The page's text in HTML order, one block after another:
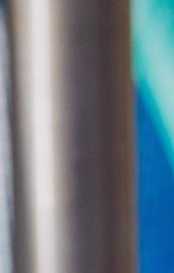
Online kamery
Uplatnění
Plánované